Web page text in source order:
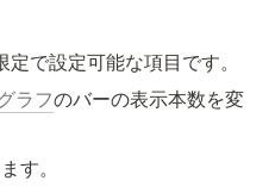
で設定可能な項目です。
ラフのバーの表示本数を変
す。